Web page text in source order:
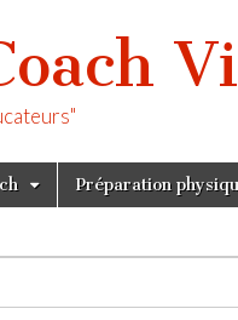
Préparation